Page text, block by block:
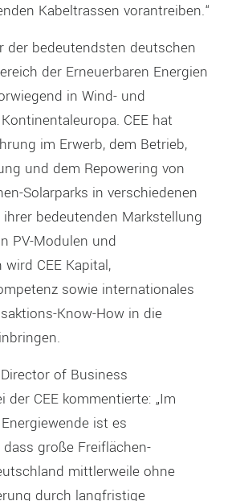
Kabeltrassen vorantreiben.“
der bedeutendsten deutschen
der Erneuerbaren Energien
in Wind- und
CEE hat
im Erwerb, dem Betrieb,
und dem Repowering von
Solarparks in verschiedenen
bedeutenden Markstellung
PV-Modulen und
CEE Kapital,
sowie internationales
Know-How in die
of Business
der CEE kommentierte: „Im
ist es
große Freiflächen-
mittlerweile ohne
durch langfristige